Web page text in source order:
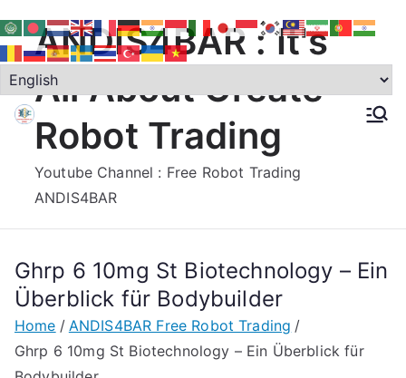
to
contentANDIS4BAR : It's
All About Create
Robot Trading
Youtube Channel : Free Robot Trading
ANDIS4BAR
Ghrp 6 10mg St Biotechnology – Ein
Überblick für Bodybuilder
Home
ANDIS4BAR Free Robot Trading
Ghrp 6 10mg St Biotechnology – Ein Überblick für